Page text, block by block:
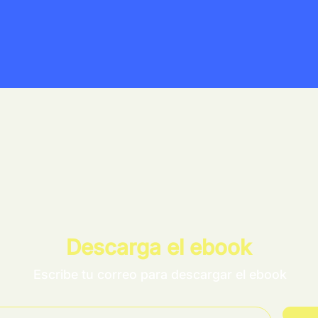
Descarga el ebook